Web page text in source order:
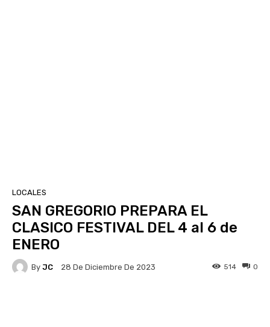
LOCALES
SAN GREGORIO PREPARA EL
CLASICO FESTIVAL DEL 4 al 6 de
ENERO
By JC 28 De Diciembre De 2023 0
514